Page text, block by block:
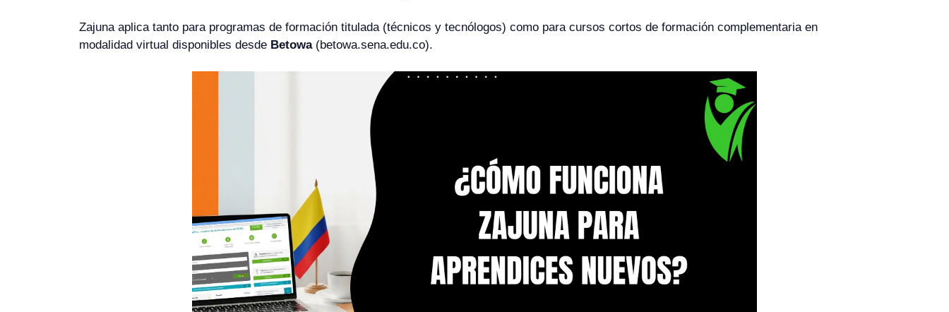
Zajuna aplica tanto para programas de formación titulada (técnicos y tecnólogos) como para cursos cortos de formación complementaria en
modalidad virtual disponibles desde Betowa(betowa.sena.edu.co).